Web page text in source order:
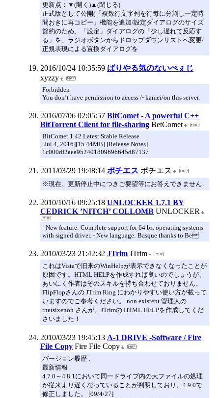
更新点：▼(開く)▲(閉じる)
正式版として公開(「複数行文字列を行毎に分割し一定時
間おきに再コピー」機能を追加/設定ダイアログのサイズ
節約のため、「設定」ダイアログの「少し遅れて反応す
る」を、ラジオボタンからドロップダウンリストへ変更/
正規表現による置換ダイアログを
2016/10/24 10:35:59 ばりやる気のないぺぇじ
xyzzy
Forbidden
You don’t have permission to access /~kamei/on this server.
2016/07/06 02:05:57 BitComet - A powerful C++
BitTorrent Client for file-sharing BetComet
BitComet 1.42 Latest Stable Release
[Jul 4, 2016][15.44MB] [Release Notes]
1c000df2aea952401809696645d87137
2011/03/29 19:48:14 ポチエス ポチエス
※現在、更新停止中につきご要望等にお答えできません
2010/10/16 09:25:18 UNLOCKER 1.7.1 BY
CEDRICK ’NITCH’ COLLOMB UNLOCKER
- New feature: Complete support for 64 bit operating systems
with signed driver. - New language: Basque thanks to Be
2010/03/23 21:42:32 JTrim JTrim
これはVistaで旧来のWinHelpが表示できなくなったことが
原因です。HTML HELPを作成すれば良いのでしょうが、
あいにく作者はそのスキルを持ち合わせておりません。
FlipFlopさんの JTrim Ring にわかりやすい使い方が載って
いますのでご参考ください。 non existent 管理人の
tnetsixenon さんが、JTrimの HTML HELPを作成してくだ
さいました！
2010/03/23 19:45:13 A-1 DRIVE -Software / Fire
File Copy Fire File Copy
バージョン履歴 :
最新情報
4.7.0～4.8.1において同一ドライブ内の大ファイルの処理
が従来より遅くなっていることが判明しており、4.9.0で
修正しました。 [09/4/27]